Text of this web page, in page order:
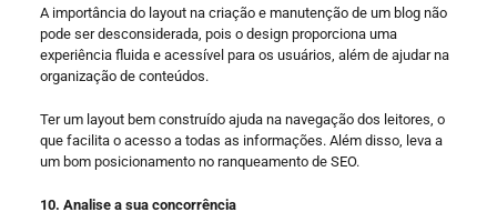
A importância do layout na criação e manutenção de um blog não
pode ser desconsiderada, pois o design proporciona uma
experiência fluida e acessível para os usuários, além de ajudar na
organização de conteúdos.
Ter um layout bem construído ajuda na navegação dos leitores, o
que facilita o acesso a todas as informações. Além disso, leva a
um bom posicionamento no ranqueamento de SEO.
10. Analise a sua concorrência